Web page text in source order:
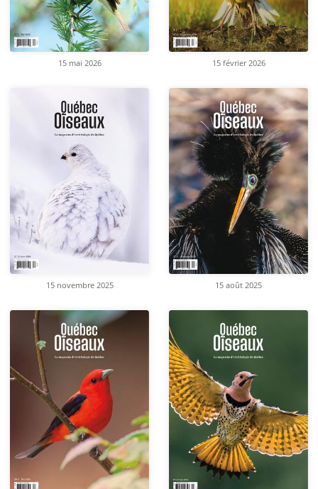
15 mai 2026 15 février 2026
15 novembre 2025 15 août 2025